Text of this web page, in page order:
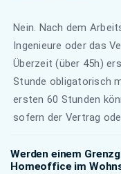
Nein. Nach dem
Ingenieure oder das
Überzeit (über 45h)
Stunde obligatorisch
ersten 60 Stunden
sofern der Vertrag
Werden einem
Homeoffice im